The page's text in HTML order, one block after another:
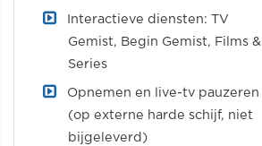
Interactieve diensten: TV
Gemist, Begin Gemist, Films &
Series
Opnemen en live-tv pauzeren
(op externe harde schijf, niet
bijgeleverd)